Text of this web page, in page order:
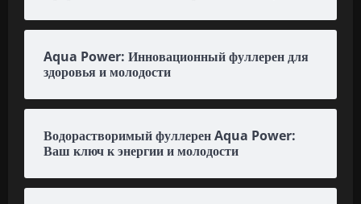
Aqua Power: Инновационный фуллерен для
здоровья и молодости
Водорастворимый фуллерен Aqua Power:
Ваш ключ к энергии и молодости